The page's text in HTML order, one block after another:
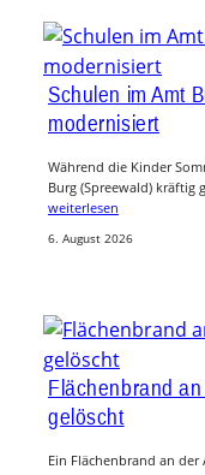
Schulen im Amt
modernisiert
Während die Kinder
Burg (Spreewald) kräftig
weiterlesen
6. August 2026
Flächenbrand
gelöscht
Ein Flächenbrand an